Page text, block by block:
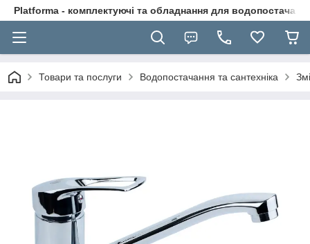
Platforma - комплектуючі та обладнання для
Товари та послуги Водопостачання та сантехніка